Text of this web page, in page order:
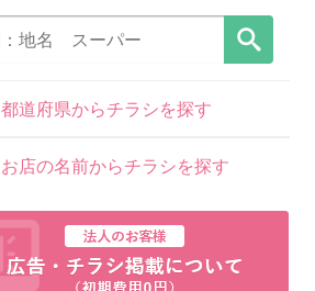
都道府県からチラシを探す
お店の名前からチラシを探す